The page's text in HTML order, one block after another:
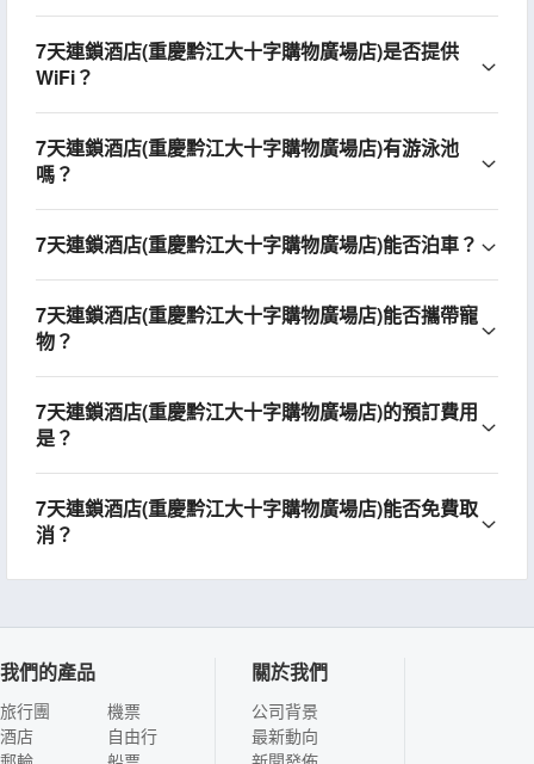
7天連鎖酒店(重慶黔江大十字購物廣場店)是否提供
WiFi？
7天連鎖酒店(重慶黔江大十字購物廣場店)有游泳池
嗎？
7天連鎖酒店(重慶黔江大十字購物廣場店)能否泊車？
7天連鎖酒店(重慶黔江大十字購物廣場店)能否攜帶寵
物？
7天連鎖酒店(重慶黔江大十字購物廣場店)的預訂費用
是？
7天連鎖酒店(重慶黔江大十字購物廣場店)能否免費取
消？
我們的產品
旅行團
酒店
機票
自由行
關於我們
公司背景
最新動向